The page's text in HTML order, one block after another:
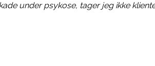
under psykose, tager jeg ikke